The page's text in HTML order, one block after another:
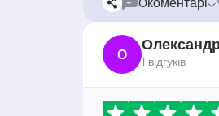
О 1 відгукiв